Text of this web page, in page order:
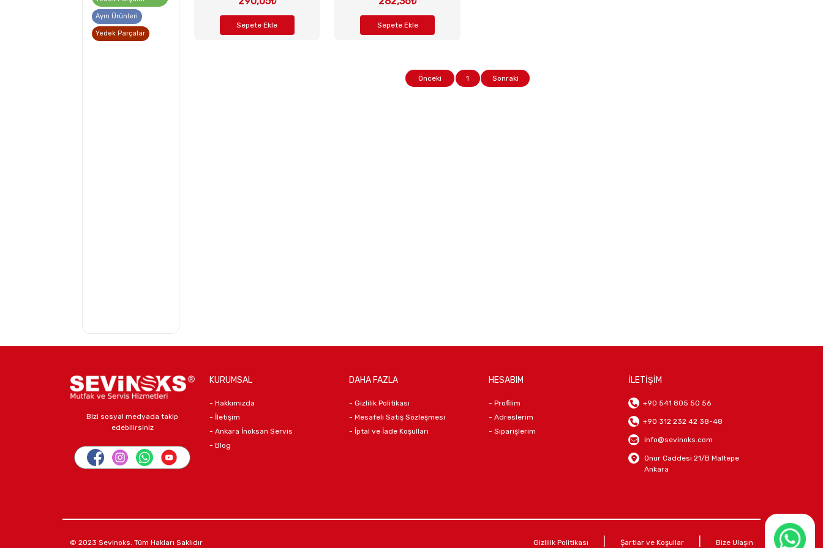
Ayın Ürünleri
Yedek Parçalar
Sepete Ekle Sepete Ekle
Önceki 1 Sonraki
Bizi sosyal medyada takip
edebilirsiniz
KURUMSAL
- Hakkımızda
- İletişim
- Ankara İnoksan Servis
- Blog
DAHA FAZLA
- Gizlilik Politikası
- Mesafeli Satış Sözleşmesi
- İptal ve İade Koşulları
HESABIM
- Profilim
- Adreslerim
- Siparişlerim
İLETİŞİM
+90 541 805 50 56
+90 312 232 42 38-48
info@sevinoks.com
Onur Caddesi 21/B Maltepe
Ankara
© 2023 Sevinoks. Tüm Hakları Saklıdır Gizlilik Politikası Şartlar ve Koşullar Bize Ulaşın